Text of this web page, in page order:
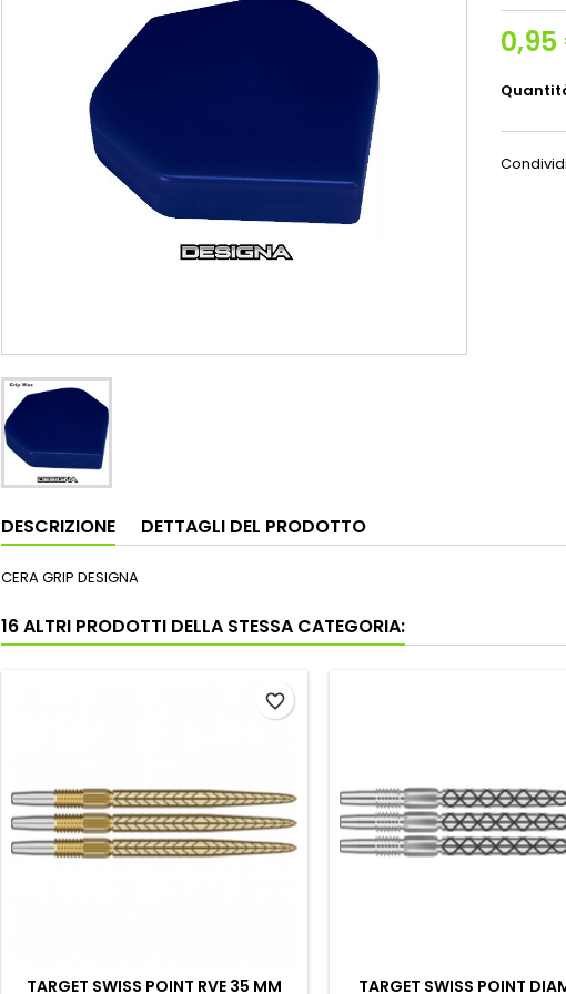
Condividi
DESCRIZIONE DETTAGLI DEL PRODOTTO
CERA GRIP DESIGNA
16 ALTRI PRODOTTI DELLA STESSA CATEGORIA:
TARGET SWISS POINT RVE 35 MM
favorite_border
TARGET SWISS POINT